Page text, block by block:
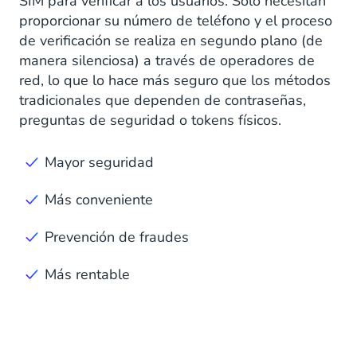
proporcionar su número de teléfono y el proceso
de verificación se realiza en segundo plano (de
manera silenciosa) a través de operadores de
red, lo que lo hace más seguro que los métodos
tradicionales que dependen de contraseñas,
preguntas de seguridad o tokens físicos.
Mayor seguridad
Más conveniente
Prevención de fraudes
Más rentable